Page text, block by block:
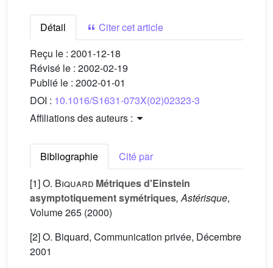
Détail
Citer cet article
Reçu le : 2001-12-18
Révisé le : 2002-02-19
Publié le : 2002-01-01
DOI : 10.1016/S1631-073X(02)02323-3
Affiliations des auteurs :
Bibliographie
Cité par
[1]O. Biquard Métriques d'Einstein
asymptotiquement symétriques, Astérisque,
Volume 265 (2000)
[2] O. Biquard, Communication privée, Décembre
2001